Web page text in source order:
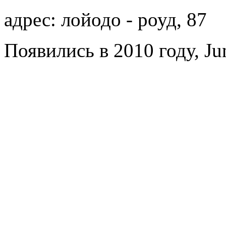
адрес: лойодо - роуд, 87
Появились в 2010 году,